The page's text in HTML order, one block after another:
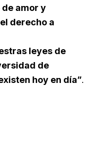
de amor y
derecho a
leyes de
de
hoy en día”.